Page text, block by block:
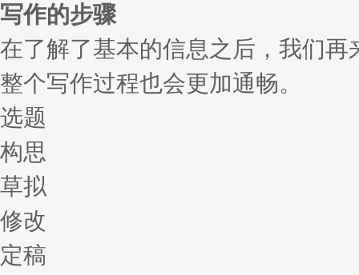
写作的步骤
在了解了基本的信息之后，我们
整个写作过程也会更加通畅。
选题
构思
草拟
修改
定稿